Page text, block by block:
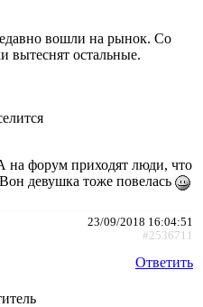
вошли на рынок. Со
вытеснят остальные.
на форум приходят люди, что
девушка тоже повелась
23/09/2018 16:04:51
#2536711
Ответить